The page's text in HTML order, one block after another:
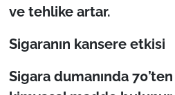
ve tehlike artar.
Sigaranın kansere etkisi
Sigara dumanında